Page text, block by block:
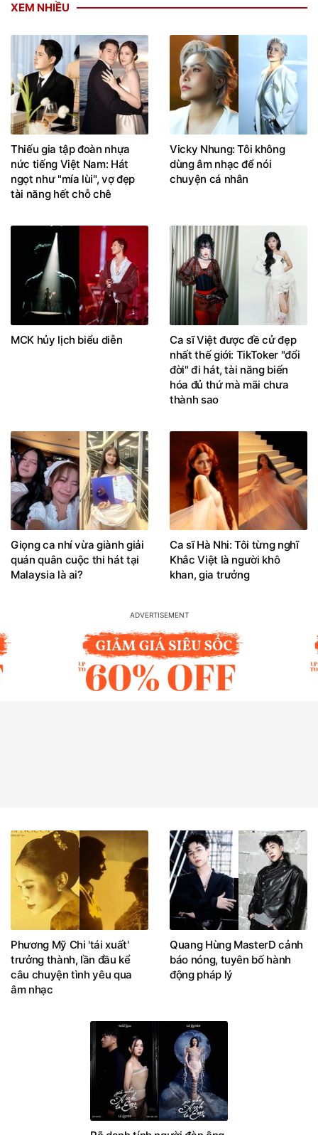
XEM NHIỀU
Thiếu gia tập đoàn nhựa
nức tiếng Việt Nam: Hát
ngọt như "mía lùi", vợ đẹp
tài năng hết chỗ chê
Vicky Nhung: Tôi không
dùng âm nhạc để nói
chuyện cá nhân
MCK hủy lịch biểu diễn
Ca sĩ Việt được đề cử đẹp
nhất thế giới: TikToker "đổi
đời" đi hát, tài năng biến
hóa đủ thứ mà mãi chưa
thành sao
Giọng ca nhí vừa giành giải
quán quân cuộc thi hát tại
Malaysia là ai?
Ca sĩ Hà Nhi: Tôi từng nghĩ
Khắc Việt là người khô
khan, gia trưởng
Phương Mỹ Chi 'tái xuất'
trưởng thành, lần đầu kể
câu chuyện tình yêu qua
âm nhạc
Quang Hùng MasterD cảnh
báo nóng, tuyên bố hành
động pháp lý